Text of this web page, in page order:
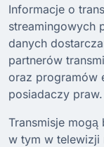
Informacje o
streamingowych
danych
partnerów
oraz programów
posiadaczy praw.
Transmisje
w tym w telewizji